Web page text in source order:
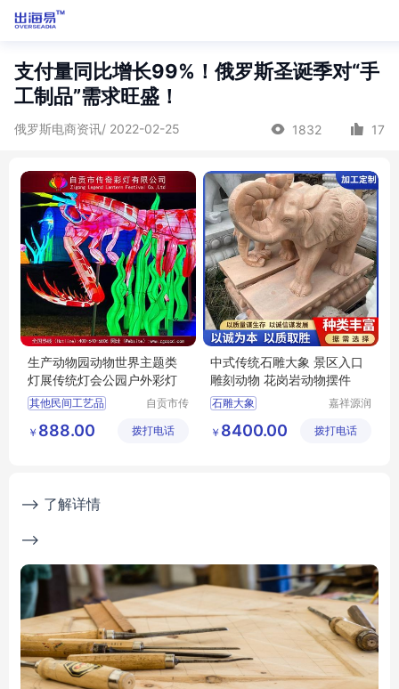
支付量同比增长99%！俄罗斯圣诞季对“手
工制品”需求旺盛！
俄罗斯电商资讯/ 2022-02-25 1832 17
生产动物园动物世界主题类
灯展传统灯会公园户外彩灯
其他民间工艺品
自贡市传
限公司
￥ 888.00 拨打电话
中式传统石雕大象 景区入口
雕刻动物 花岗岩动物摆件
石雕大象
景区入口雕刻动物
嘉祥源润
公司
￥ 8400.00 拨打电话
--> 了解详情
-->